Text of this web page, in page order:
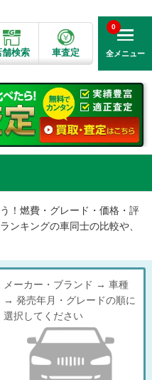
舗検索 車査定 全メニュー
0
！燃費・グレード・価格・評
ンキングの車同士の比較や、
メーカー・ブランド → 車種
→ 発売年月・グレードの順に
選択してください